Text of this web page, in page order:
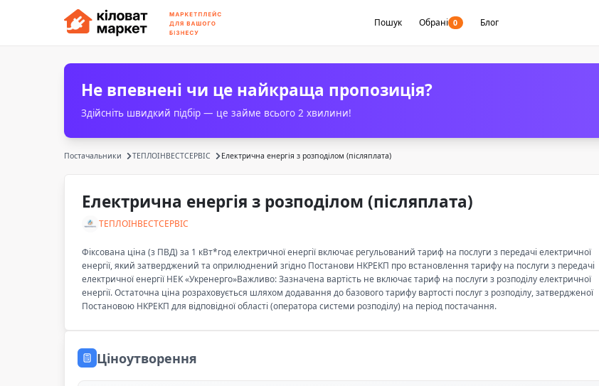
Пошук Обрані 0 Блог
Не впевнені чи це найкраща пропозиція?
Здійсніть швидкий підбір — це займе всього 2 хвилини!
Постачальники ТЕПЛОІНВЕСТСЕРВІС Електрична енергія з розподілом (післяплата)
Електрична енергія з розподілом (післяплата)
ТЕПЛОІНВЕСТСЕРВІС
Фіксована ціна (з ПВД) за 1 кВт*год електричної енергії включає регульований тариф на послуги з передачі електричної
енергії, який затверджений та оприлюднений згідно Постанови НКРЕКП про встановлення тарифу на послуги з передачі
електричної енергії НЕК «Укренерго»Важливо: Зазначена вартість не включає тариф на послуги з розподілу електричної
енергії. Остаточна ціна розраховується шляхом додавання до базового тарифу вартості послуг з розподілу, затвердженої
Постановою НКРЕКП для відповідної області (оператора системи розподілу) на період постачання.
Ціноутворення